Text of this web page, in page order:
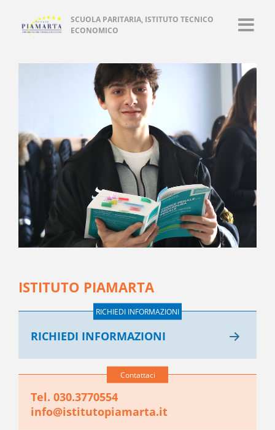
SCUOLA PARITARIA, ISTITUTO TECNICO
ECONOMICO
ISTITUTO PIAMARTA
RICHIEDI INFORMAZIONI
RICHIEDI INFORMAZIONI
Contattaci
Tel. 030.3770554
info@istitutopiamarta.it